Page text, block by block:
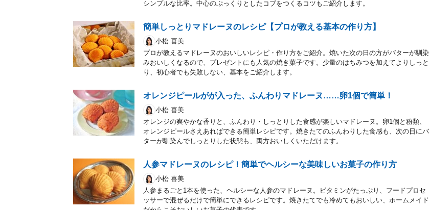
シンプルな比率。中心のぷっくりとしたコブをつくるコツもご紹介します。
簡単しっとりマドレーヌのレシピ【プロが教える基本の作り方】
小松 喜美
プロが教えるマドレーヌのおいしいレシピ・作り方をご紹介。焼いた次の日の方がバターが馴染
みおいしくなるので、プレゼントにも人気の焼き菓子です。少量のはちみつを加えてよりしっと
り、初心者でも失敗しない、基本をご紹介します。
オレンジピールがが入った、ふんわりマドレーヌ……卵1個で簡単！
小松 喜美
オレンジの爽やかな香りと、ふんわり・しっとりした食感が楽しいマドレーヌ。卵1個と粉類、
オレンジピールさえあればできる簡単レシピです。焼きたてのふんわりした食感も、次の日にバ
ターが馴染んでしっとりした状態も、両方おいしくいただけます。
人参マドレーヌのレシピ！簡単でヘルシーな美味しいお菓子の作り方
小松 喜美
人参まるごと1本を使った、ヘルシーな人参のマドレーヌ。ビタミンがたっぷり、フードプロセ
ッサーで混ぜるだけで簡単にできるレシピです。焼きたてでも冷めてもおいしい、ホームメイド